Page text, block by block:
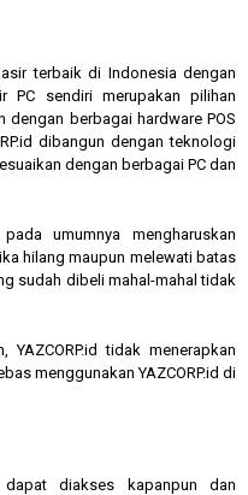
terbaik di Indonesia dengan
PC sendiri merupakan pilihan
berbagai hardware POS
dibangun dengan teknologi
dengan berbagai PC dan
umumnya mengharuskan
hilang maupun melewati batas
sudah dibeli mahal-mahal tidak
tidak menerapkan
menggunakan YAZCORP.id di
diakses kapanpun dan